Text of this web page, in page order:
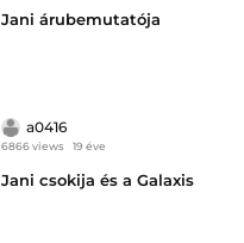
Jani árubemutatója
a0416
6866 views 19 éve
Jani csokija és a Galaxis